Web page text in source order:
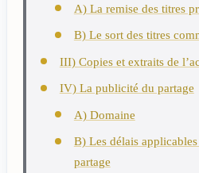
A) La remise des titres
B) Le sort des titres
III) Copies et extraits de
IV) La publicité du partage
A) Domaine
B) Les délais
partage